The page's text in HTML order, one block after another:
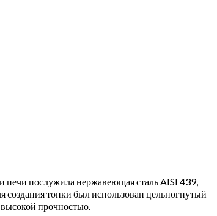
печи послужила нержавеющая сталь AISI 439,
создания топки был использован цельногнутый
прочностью.